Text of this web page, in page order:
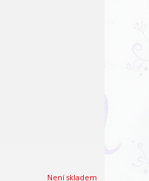
Není skladem